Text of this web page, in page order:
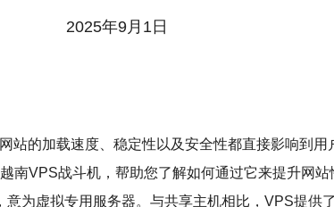
2025年9月1日
站的加载速度、稳定性以及安全性都直接影响到
VPS战斗机，帮助您了解如何通过它来提升网站
为虚拟专用服务器。与共享主机相比，VPS提供